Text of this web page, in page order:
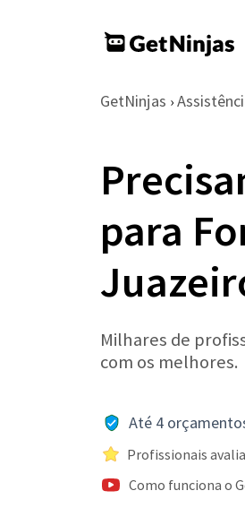
GetNinjas ›
para
Milhares de
com os melhores.
Até 4
Profissionais
Como funciona o